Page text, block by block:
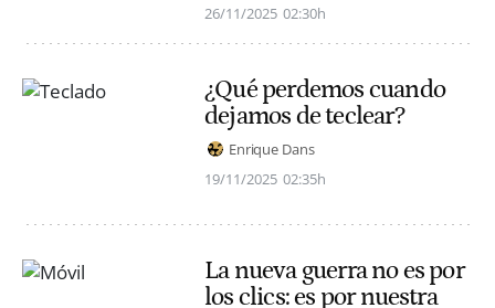
26/11/2025 02:30h
¿Qué perdemos cuando
dejamos de teclear?
Enrique Dans
19/11/2025 02:35h
La nueva guerra no es por
los clics: es por nuestra